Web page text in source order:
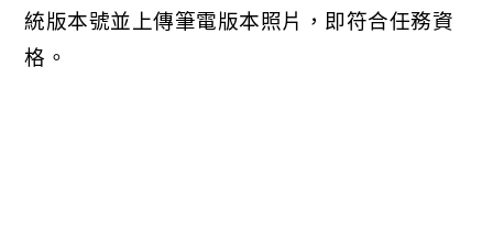
統版本號並上傳筆電版本照片，即符合任務資
格。